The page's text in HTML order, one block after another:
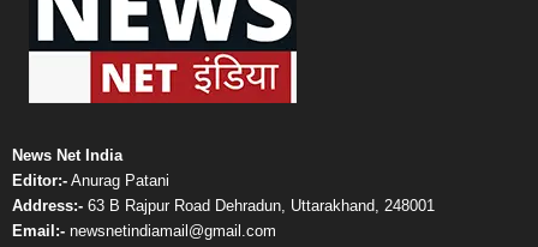
News Net India
Editor:- Anurag Patani
Address:- 63 B Rajpur Road Dehradun, Uttarakhand, 248001
Email:- newsnetindiamail@gmail.com